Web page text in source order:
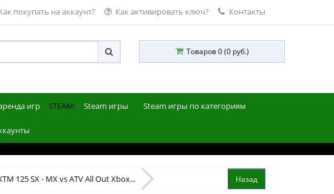
покупать на аккаунт? Как активировать ключ? Контакты
Товаров 0 (0 руб.)
игр STEAM: Steam игры Steam игры по категориям
125 SX - MX vs ATV All Out Xbox...